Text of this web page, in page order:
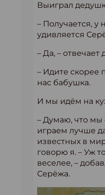
Выиграл
– Получается, у
удивляется
– Да, – отвечает
– Идите скорее
нас бабушка.
И мы идём на
– Думаю, что мы
играем лучше
известных в
говорю я. – Уж
веселее, –
Серёжа.